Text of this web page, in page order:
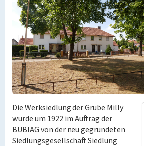
Die Werksiedlung der Grube Milly
wurde um 1922 im Auftrag der
BUBIAG von der neu gegründeten
Siedlungsgesellschaft Siedlung